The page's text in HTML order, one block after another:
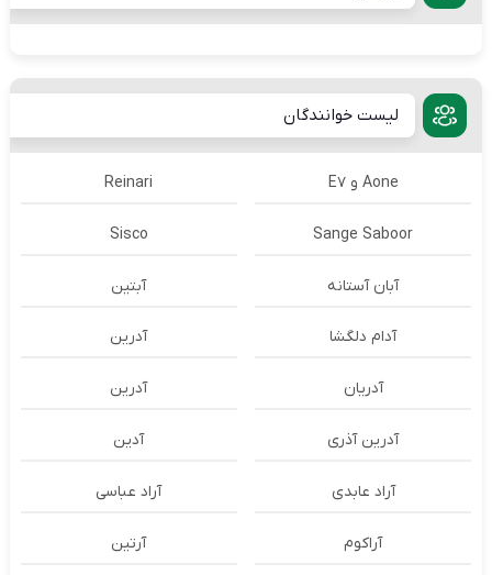
لیست خوانندگان
Aone و E7 Reinari
Sange Saboor
Sisco
آبان آستانه آبتین
آدام دلگشا آدرين
آدریان آدرین
آدرین آذری آدین
آراد عابدی آراد عباسی
آراکوم آرتین